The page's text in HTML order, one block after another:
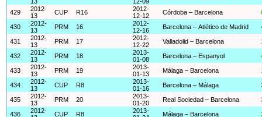
429
2012-
13
CUP R16
2012-
12-12
Córdoba – Barcelona
430
2012-
13
PRM 16
2012-
12-16
Barcelona – Atlético de Madrid
431
2012-
13
PRM 17
2012-
12-22
Valladolid – Barcelona
432
2012-
13
PRM 18
2013-
01-08
Barcelona – Espanyol
433
2012-
13
PRM 19
2013-
01-13
Málaga – Barcelona
434
2012-
13
CUP R8
2013-
01-16
Barcelona – Málaga
435
2012-
13
PRM 20
2013-
01-20
Real Sociedad – Barcelona
436
2012-
CUP R8
2013-
Málaga – Barcelona